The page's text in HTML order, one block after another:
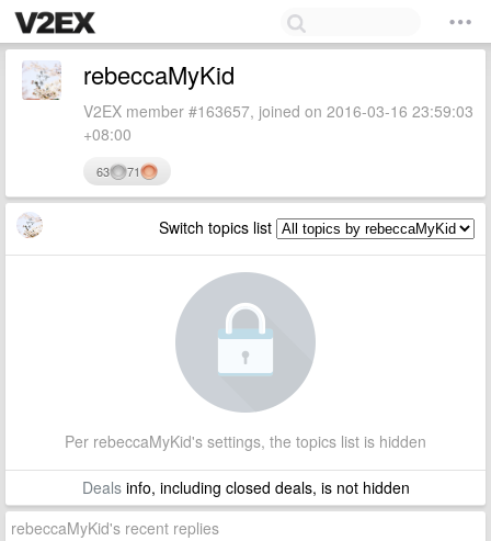
rebeccaMyKid
V2EX member #163657, joined on 2016-03-16 23:59:03
+08:00
63 71
Switch topics list
Per rebeccaMyKid's settings, the topics list is hidden
Dealsinfo, including closed deals, is not hidden
rebeccaMyKid's recent replies